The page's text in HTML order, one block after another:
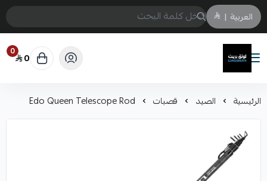
العربية |
لونق بريث
0 0
الرئيسية الصيد قصبات Edo Queen Telescope Rod